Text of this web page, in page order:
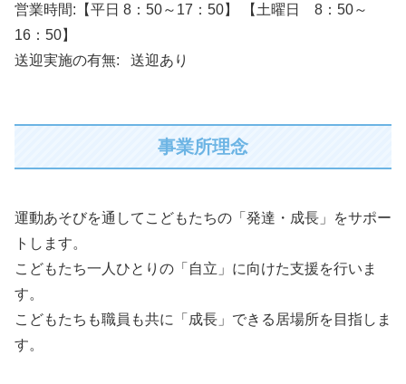
営業時間:【平日 8：50～17：50】 【土曜日 8：50～
16：50】
送迎実施の有無:
送迎あり
事業所理念
運動あそびを通してこどもたちの「発達・成長」をサポー
トします。
こどもたち一人ひとりの「自立」に向けた支援を行いま
す。
こどもたちも職員も共に「成長」できる居場所を目指しま
す。